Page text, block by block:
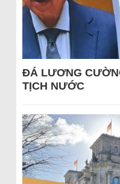
ĐÁ LƯƠNG
TỊCH NƯỚC